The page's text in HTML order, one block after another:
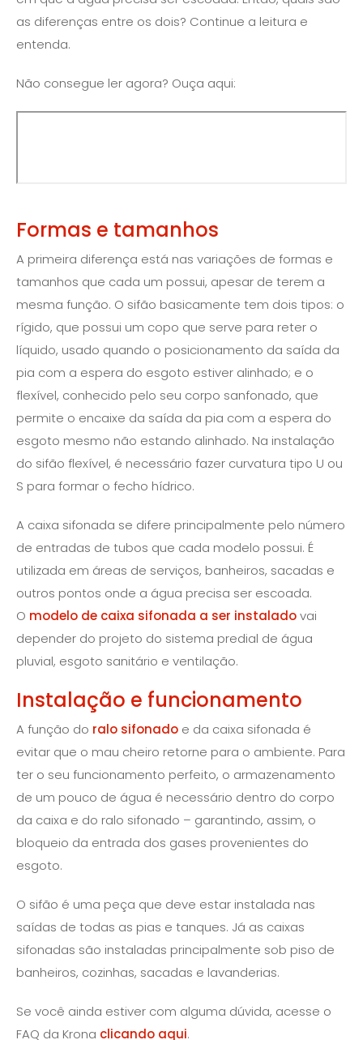
as diferenças entre os dois? Continue a leitura e
entenda.
Não consegue ler agora? Ouça aqui:
Formas e tamanhos
A primeira diferença está nas variações de formas e
tamanhos que cada um possui, apesar de terem a
mesma função. O sifão basicamente tem dois tipos: o
rígido, que possui um copo que serve para reter o
líquido, usado quando o posicionamento da saída da
pia com a espera do esgoto estiver alinhado; e o
flexível, conhecido pelo seu corpo sanfonado, que
permite o encaixe da saída da pia com a espera do
esgoto mesmo não estando alinhado. Na instalação
do sifão flexível, é necessário fazer curvatura tipo U ou
S para formar o fecho hídrico.
A caixa sifonada se difere principalmente pelo número
de entradas de tubos que cada modelo possui. É
utilizada em áreas de serviços, banheiros, sacadas e
outros pontos onde a água precisa ser escoada.
O modelo de caixa sifonada a ser instaladovai
depender do projeto do sistema predial de água
pluvial, esgoto sanitário e ventilação.
Instalação e funcionamento
A função do ralo sifonado e da caixa sifonada é
evitar que o mau cheiro retorne para o ambiente. Para
ter o seu funcionamento perfeito, o armazenamento
de um pouco de água é necessário dentro do corpo
da caixa e do ralo sifonado – garantindo, assim, o
bloqueio da entrada dos gases provenientes do
esgoto.
O sifão é uma peça que deve estar instalada nas
saídas de todas as pias e tanques. Já as caixas
sifonadas são instaladas principalmente sob piso de
banheiros, cozinhas, sacadas e lavanderias.
Se você ainda estiver com alguma dúvida, acesse o
FAQ da Krona clicando aqui.